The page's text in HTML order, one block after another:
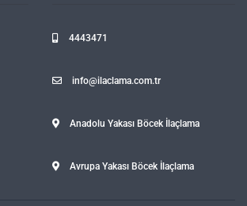
4443471
info@ilaclama.com.tr
Anadolu Yakası Böcek İlaçlama
Avrupa Yakası Böcek İlaçlama